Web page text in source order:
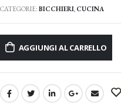
CATEGORIE: BICCHIERI, CUCINA
AGGIUNGI AL CARRELLO